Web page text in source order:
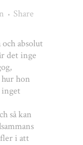
Share
absolut
det inge
hon
så kan
i att